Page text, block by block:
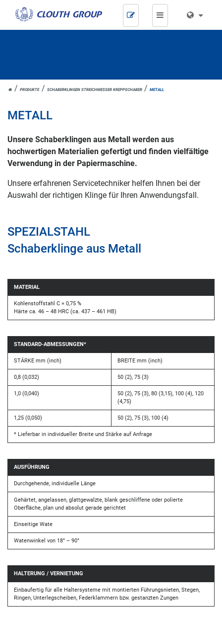
HOME
PRODUKTE
SCHABERKLINGEN STREICHMESSER KREPPSCHABER METALL
METALL
Unsere Schaberklingen aus Metall werden aus
hochwertigen Materialien gefertigt und finden vielfältige
Verwendung in der Papiermaschine.
Unsere erfahrenen Servicetechniker helfen Ihnen bei der
Auswahl der richtigen Klinge für Ihren Anwendungsfall.
SPEZIALSTAHL
Schaberklinge aus Metall
MATERIAL
Kohlenstoffstahl C = 0,75 %
Härte ca. 46 – 48 HRC (ca. 437 – 461 HB)
STANDARD-ABMESSUNGEN*
STÄRKE mm (inch) BREITE mm (inch)
0,8 (0,032) 50 (2), 75 (3)
1,0 (0,040)
50 (2), 75 (3), 80 (3,15), 100 (4), 120
(4,75)
1,25 (0,050) 50 (2), 75 (3), 100 (4)
* Lieferbar in individueller Breite und Stärke auf Anfrage
AUSFÜHRUNG
Durchgehende, individuelle Länge
Gehärtet, angelassen, glattgewalzte, blank geschliffene oder polierte
Oberfläche, plan und absolut gerade gerichtet
Einseitige Wate
Watenwinkel von 18° – 90°
HALTERUNG / VERNIETUNG
Einbaufertig für alle Haltersysteme mit montierten Führungsnieten, Stegen,
Ringen, Unterlegscheiben, Federklammern bzw. gestanzten Zungen